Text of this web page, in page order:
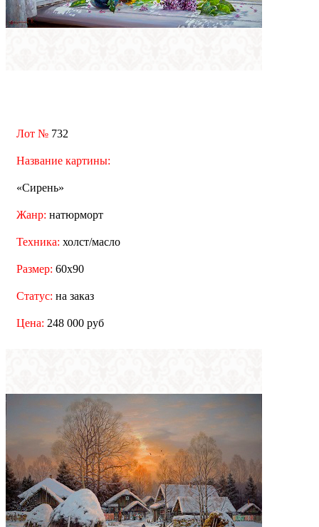
Лот № 732
Название картины:
«Сирень»
Жанр: натюрморт
Техника: холст/масло
Размер: 60x90
Статус: на заказ
Цена: 248 000 руб